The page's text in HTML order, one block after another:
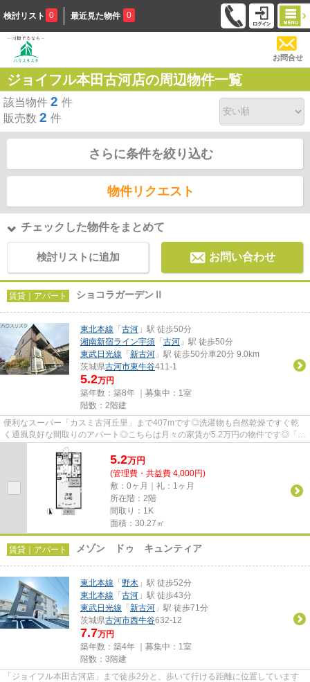
検討リスト 0 最近見た物件 0
お問合せ
ジョイフル本田古河店の周辺物件一覧
該当物件 2 件
販売数 2 件
さらに条件を絞り込む
物件リクエスト
チェックした物件をまとめて
検討リストに追加 お問い合わせ
賃貸｜アパート ショコラガーデンⅡ
東北本線 「 古河 」駅 徒歩50分
湘南新宿ライン宇須 「 古河 」駅 徒歩50分
東武日光線 「 新古河 」駅 徒歩50分車20分 9.0km
茨城県古河市東牛谷411-1
5.2万円
築年数：築8年 ｜募集中： 1室
階数：2階建
便利なスーパー「カスミ古河丘里」まで407mです◎洗濯物も自然乾燥ですぐ乾
く通風良好な間取りのアパート◎こちらは月々の家賃が5.2万円の物件です◎「シ
ョコラガーデンⅡ」の物件情報をお...
5.2万円
(管理費・共益費 4,000円)
敷：0ヶ月｜礼：1ヶ月
所在階：2階
間取り：1K
面積：30.27㎡
賃貸｜アパート メゾン ドゥ キュンティア
東北本線 「 野木 」駅 徒歩52分
東北本線 「 古河 」駅 徒歩43分
東武日光線 「 新古河 」駅 徒歩71分
茨城県古河市西牛谷632-12
7.7万円
築年数：築4年 ｜募集中： 1室
階数：3階建
「ジョイフル本田古河店」まで徒歩2分と、歩いて行ける距離に位置しています